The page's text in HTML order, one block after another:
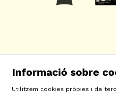
c/
08030
Informació sobre
Utilitzem cookies pròpies i de